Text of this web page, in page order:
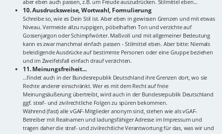
aber eben auch passen, z.B. um Freude auszudrücken. Stilmittel eben...
10. Ausdrucksweise, Wortwahl, Formulierung
Schreibe so, wie es Dein Stil ist. Aber eben in gewissen Grenzen und mit etwas
Niveau. Vermeide allzu ruppigen, pöbelhaften Ton und verzichte auf
Gossenjargon oder Schimpfwörter. Maßvoll und mit allgemeiner Bedeutung
kann es zwar manchmal einfach passen - Stilmittel eben. Aber bitte: Niemals
beleidigende Ausdrücke auf bestimmte Personen oder eine Gruppe beziehen
und im Zweifelsfall einfach drauf verzichten.
11. Meinungsfreiheit...
...findet auch in der Bundesrepublik Deutschland ihre Grenzen dort, wo sie
Rechte anderer einschränkt. Wer es mit dem Recht auf freie
Meinungsäußerung übertreibt, wird auch in der Bundesrepublik Deutschland
ggf. straf- und zivilrechtliche Folgen zu spüren bekommen.
Während (fast) alle vGAF-Mitglieder anonym sind, stehen wie als vGAF-
Betreiber mit Realnamen und ladungsfähiger Adresse im Impressum und
tragen daher die straf- und zivilrechtliche Verantwortung für das, was wir und